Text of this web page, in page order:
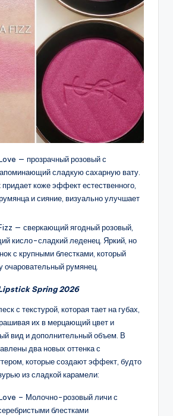
— прозрачный розовый с
сладкую сахарную вату.
придает коже эффект естественного,
и сияние, визуально улучшает
— сверкающий ягодный розовый,
кисло-сладкий леденец. Яркий, но
с крупными блестками, который
очаровательный румянец.
Spring 2026
с текстурой, которая тает на губах,
их в мерцающий цвет и
вид и дополнительный объем. В
два новых оттенка с
которые создают эффект, будто
из сладкой карамели:
– Молочно-розовый личи с
блестками